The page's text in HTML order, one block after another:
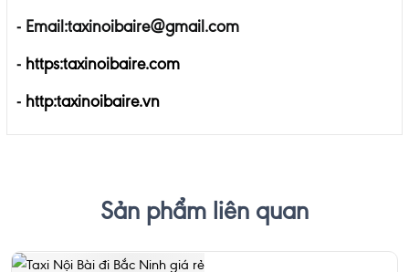
- Email:taxinoibaire@gmail.com
- https:taxinoibaire.com
- http:taxinoibaire.vn
Sản phẩm liên quan